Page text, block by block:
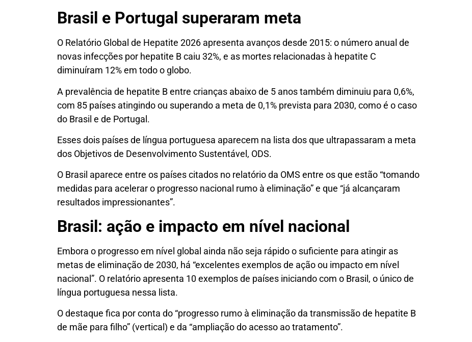
Brasil e Portugal superaram meta
O Relatório Global de Hepatite 2026 apresenta avanços desde 2015: o número anual de
novas infecções por hepatite B caiu 32%, e as mortes relacionadas à hepatite C
diminuíram 12% em todo o globo.
A prevalência de hepatite B entre crianças abaixo de 5 anos também diminuiu para 0,6%,
com 85 países atingindo ou superando a meta de 0,1% prevista para 2030, como é o caso
do Brasil e de Portugal.
Esses dois países de língua portuguesa aparecem na lista dos que ultrapassaram a meta
dos Objetivos de Desenvolvimento Sustentável, ODS.
O Brasil aparece entre os países citados no relatório da OMS entre os que estão “tomando
medidas para acelerar o progresso nacional rumo à eliminação” e que “já alcançaram
resultados impressionantes”.
Brasil: ação e impacto em nível nacional
Embora o progresso em nível global ainda não seja rápido o suficiente para atingir as
metas de eliminação de 2030, há “excelentes exemplos de ação ou impacto em nível
nacional”. O relatório apresenta 10 exemplos de países iniciando com o Brasil, o único de
língua portuguesa nessa lista.
O destaque fica por conta do “progresso rumo à eliminação da transmissão de hepatite B
de mãe para filho” (vertical) e da “ampliação do acesso ao tratamento”.